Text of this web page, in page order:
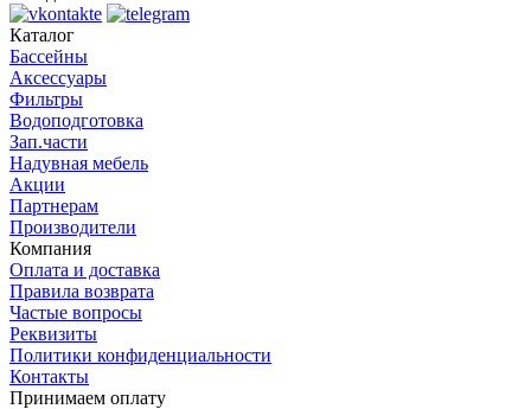
Каталог
Бассейны
Аксессуары
Фильтры
Водоподготовка
Зап.части
Надувная мебель
Акции
Партнерам
Производители
Компания
Оплата и доставка
Правила возврата
Частые вопросы
Реквизиты
Политики конфиденциальности
Контакты
Принимаем оплату